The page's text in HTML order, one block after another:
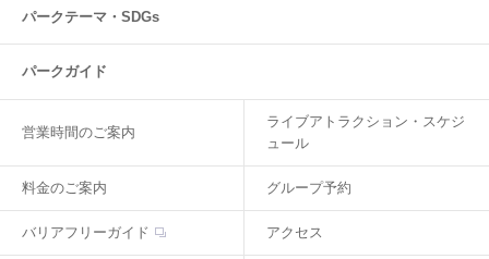
パークテーマ・SDGs
パークガイド
営業時間のご案内
ライブアトラクション・スケジ
ュール
料金のご案内 グループ予約
バリアフリーガイド アクセス